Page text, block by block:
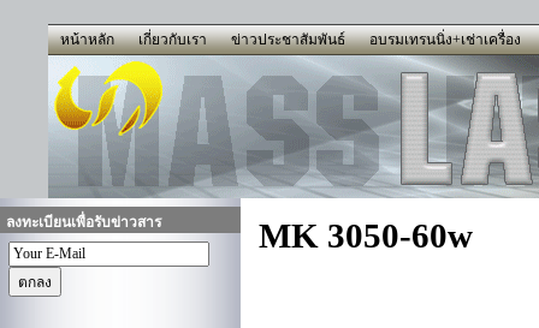
หน้าหลัก เกี่ยวกับเรา ข่าวประชาสัมพันธ์ อบรมเทรนนิ่ง+เช่าเครื่อง
ลงทะเบียนเพื่อรับข่าวสาร MK 3050-60w